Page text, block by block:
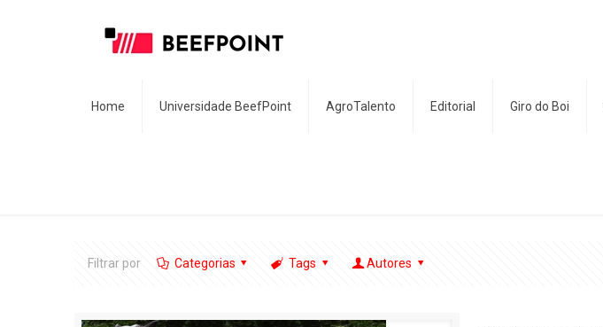
Home Universidade BeefPoint AgroTalento Editorial Giro do Boi
Filtrar por Categorias Tags Autores